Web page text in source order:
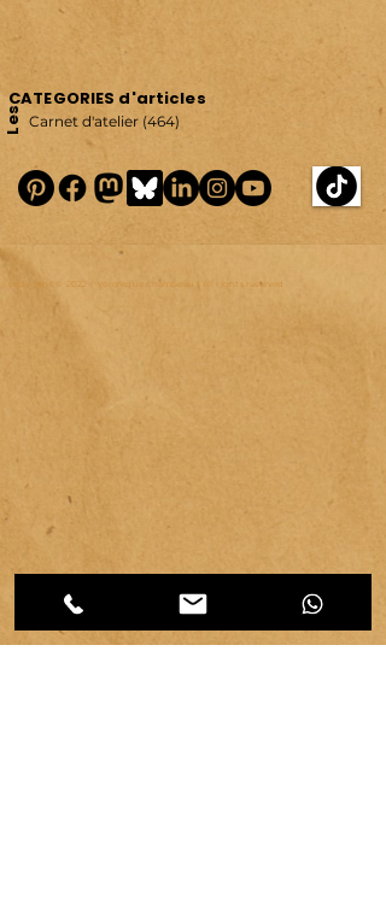
Carnet d'atelier (464)
Les
CATEGORIES d'articles
copyright © 2022 | véronique chambeau | All rights reserved